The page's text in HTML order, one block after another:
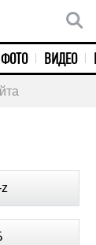
ФОТО ВИДЕО